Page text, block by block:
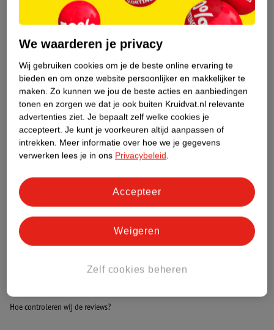
Over dit product
Productinformatie
Etiketinformatie
Nature Impact Score
Dit product heeft (nog) geen Nature
Impact Score.
Meer informatie
Bestel & Bezorginformatie
Hoe controleren wij de reviews?
We waarderen je privacy
Wij gebruiken cookies om je de beste online ervaring te
bieden en om onze website persoonlijker en makkelijker te
maken. Zo kunnen we jou de beste acties en aanbiedingen
tonen en zorgen we dat je ook buiten Kruidvat.nl relevante
advertenties ziet. Je bepaalt zelf welke cookies je
accepteert. Je kunt je voorkeuren altijd aanpassen of
intrekken. Meer informatie over hoe we je gegevens
verwerken lees je in ons Privacybeleid.
Zelf cookies beheren
Weigeren
Accepteer